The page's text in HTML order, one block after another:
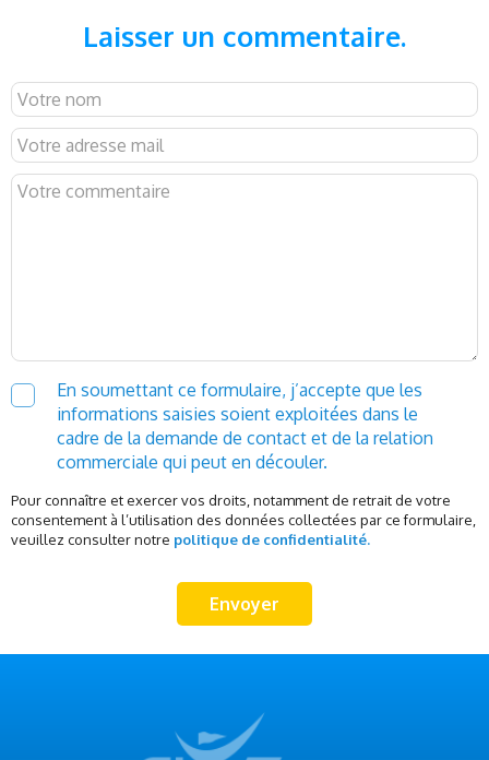
Laisser un commentaire.
En soumettant ce formulaire, j’accepte que les
informations saisies soient exploitées dans le
cadre de la demande de contact et de la relation
commerciale qui peut en découler.
Pour connaître et exercer vos droits, notamment de retrait de votre
consentement à l’utilisation des données collectées par ce formulaire,
veuillez consulter notre politique de confidentialité.